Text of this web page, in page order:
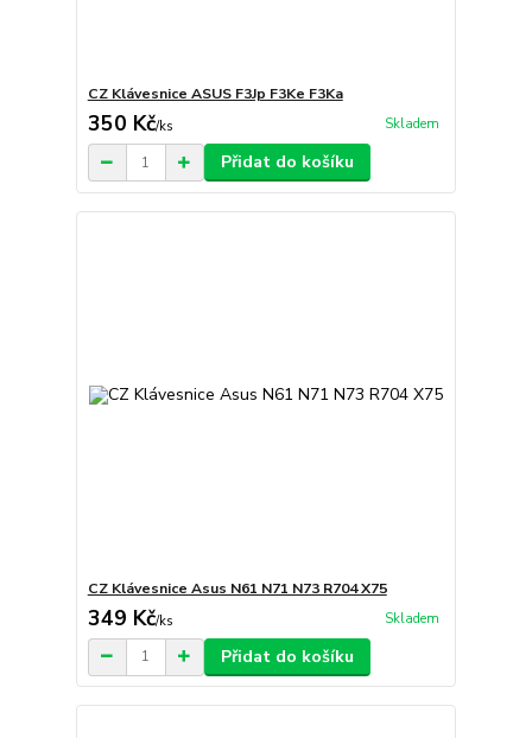
CZ Klávesnice ASUS F3Jp F3Ke F3Ka
350 Kč/ks Skladem
Přidat do košíku
CZ Klávesnice Asus N61 N71 N73 R704 X75
349 Kč/ks Skladem
Přidat do košíku